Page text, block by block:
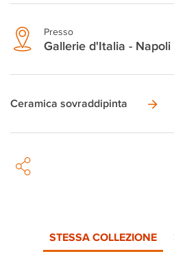
Presso
Gallerie d'Italia - Napoli
Ceramica sovraddipinta
STESSA COLLEZIONE